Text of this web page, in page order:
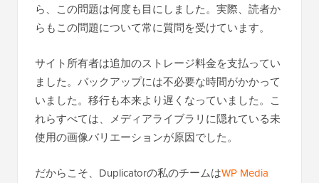
ら、この問題は何度も目にしました。実際、読者か
らもこの問題について常に質問を受けています。
サイト所有者は追加のストレージ料金を支払ってい
ました。バックアップには不必要な時間がかかって
いました。移行も本来より遅くなっていました。こ
れらすべては、メディアライブラリに隠れている未
使用の画像バリエーションが原因でした。
だからこそ、Duplicatorの私のチームはWP Media